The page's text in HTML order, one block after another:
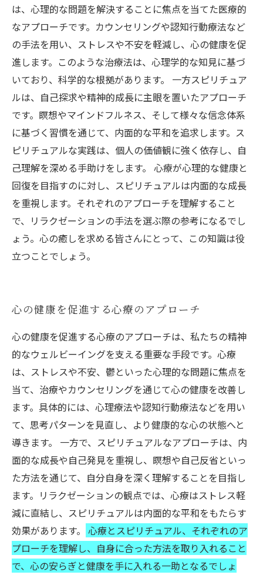
探る
は、心理的な問題を解決することに焦点を当てた医療的
なアプローチです。カウンセリングや認知行動療法など
の手法を用い、ストレスや不安を軽減し、心の健康を促
進します。このような治療法は、心理学的な知見に基づ
いており、科学的な根拠があります。 一方スピリチュア
ルは、自己探求や精神的成長に主眼を置いたアプローチ
です。瞑想やマインドフルネス、そして様々な信念体系
に基づく習慣を通じて、内面的な平和を追求します。ス
ピリチュアルな実践は、個人の価値観に強く依存し、自
己理解を深める手助けをします。 心療が心理的な健康と
回復を目指すのに対し、スピリチュアルは内面的な成長
を重視します。それぞれのアプローチを理解すること
で、リラクゼーションの手法を選ぶ際の参考になるでし
ょう。心の癒しを求める皆さんにとって、この知識は役
立つことでしょう。
心の健康を促進する心療のアプローチ
心の健康を促進する心療のアプローチは、私たちの精神
的なウェルビーイングを支える重要な手段です。心療
は、ストレスや不安、鬱といった心理的な問題に焦点を
当て、治療やカウンセリングを通じて心の健康を改善し
ます。具体的には、心理療法や認知行動療法などを用い
て、思考パターンを見直し、より健康的な心の状態へと
導きます。 一方で、スピリチュアルなアプローチは、内
面的な成長や自己発見を重視し、瞑想や自己反省といっ
た方法を通じて、自分自身を深く理解することを目指し
ます。リラクゼーションの観点では、心療はストレス軽
減に直結し、スピリチュアルは内面的な平和をもたらす
効果があります。 心療とスピリチュアル、それぞれのア
プローチを理解し、自身に合った方法を取り入れること
で、心の安らぎと健康を手に入れる一助となるでしょ